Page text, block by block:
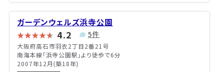
ガーデンウェルズ浜寺公園
4.2 5件
大阪府高石市羽衣2丁目2番21号
南海本線「浜寺公園駅」より徒歩で6分
2007年12月(築18年)